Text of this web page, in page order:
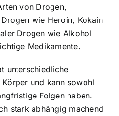
von Drogen,
wie Heroin, Kokain
Drogen wie Alkohol
Medikamente.
unterschiedliche
und kann sowohl
Folgen haben.
stark abhängig machend